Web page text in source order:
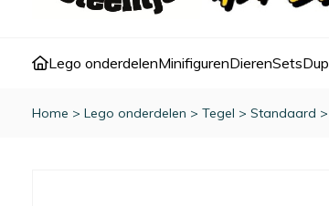
Lego onderdelenMinifigurenDierenSets
Home > Lego onderdelen > Tegel > Standaard >